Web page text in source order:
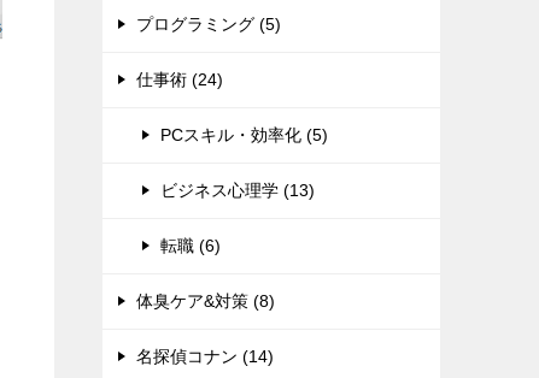
プログラミング (5)
仕事術 (24)
PCスキル・効率化 (5)
ビジネス心理学 (13)
転職 (6)
体臭ケア&対策 (8)
名探偵コナン (14)